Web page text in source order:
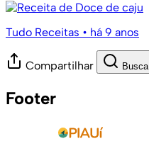
Tudo Receitas • há 9 anos
Compartilhar Busca
Footer